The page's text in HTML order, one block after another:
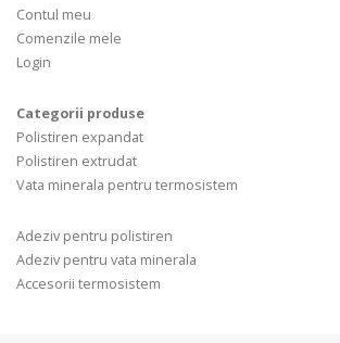
Contul meu
Comenzile mele
Login
Categorii produse
Polistiren expandat
Polistiren extrudat
Vata minerala pentru termosistem
Adeziv pentru polistiren
Adeziv pentru vata minerala
Accesorii termosistem